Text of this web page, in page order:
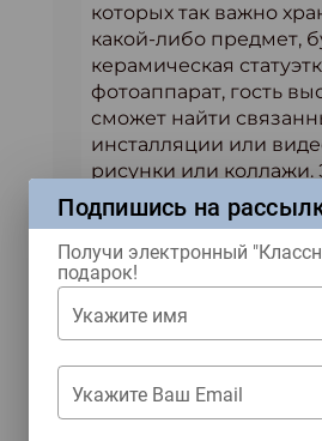
которых так важно
какой-либо предмет,
керамическая
фотоаппарат, гость
сможет найти
инсталляции или
рисунки или коллажи.
объединит результаты
призеров
инклюзивного
конкурса «Я художник
устной истории семьи
Детского центра
Подробнее:
Подпишись на
Получи электронный
подарок!
Укажите имя
Укажите Ваш Email